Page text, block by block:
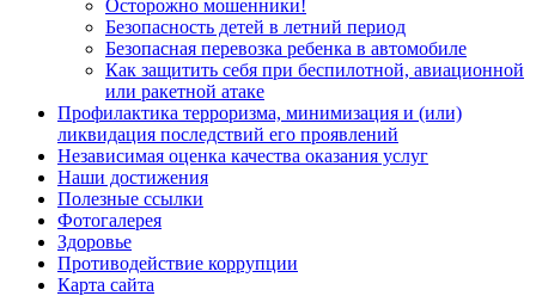
Осторожно мошенники!
Безопасность детей в летний период
Безопасная перевозка ребенка в автомобиле
Как защитить себя при беспилотной, авиационной
или ракетной атаке
Профилактика терроризма, минимизация и (или)
ликвидация последствий его проявлений
Независимая оценка качества оказания услуг
Наши достижения
Полезные ссылки
Фотогалерея
Здоровье
Противодействие коррупции
Карта сайта